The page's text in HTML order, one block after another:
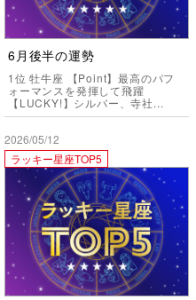
6月後半の運勢
1位 牡牛座 【Point】最高のパフ
ォーマンスを発揮して飛躍
【LUCKY!】シルバー、寺社...
2026/05/12
ラッキー星座TOP5